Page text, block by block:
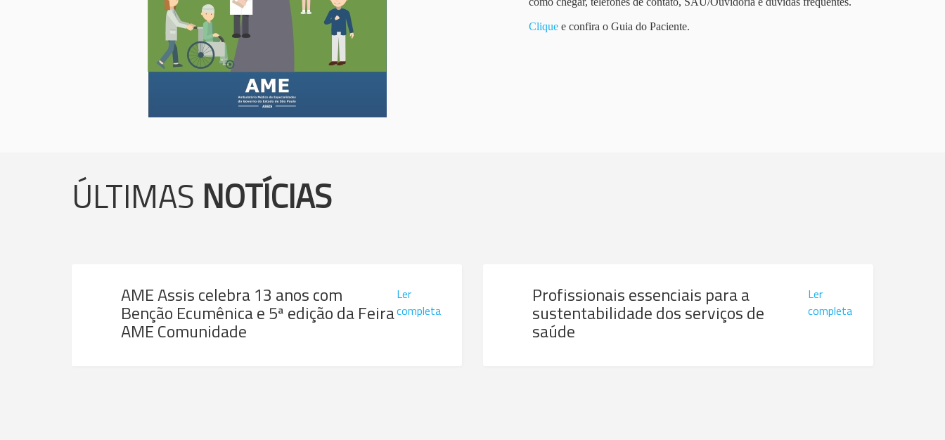
Clique e confira o Guia do Paciente.
ÚLTIMAS NOTÍCIAS
AME Assis celebra 13 anos com
Benção Ecumênica e 5ª edição da Feira
AME Comunidade
Ler
completa
Profissionais essenciais para a
sustentabilidade dos serviços de
saúde
Ler
completa